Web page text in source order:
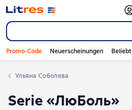
Promo-Code Neuerscheinungen Beliebt
Ульяна Соболева
Serie «ЛюБоль»